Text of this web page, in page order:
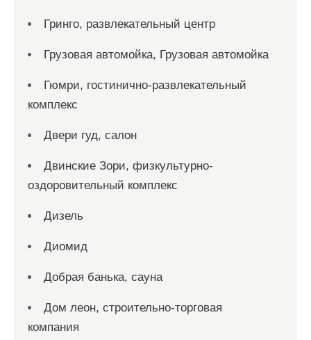
Гринго, развлекательный центр
Грузовая автомойка, Грузовая автомойка
Гюмри, гостинично-развлекательный
комплекс
Двери гуд, салон
Двинские Зори, физкультурно-
оздоровительный комплекс
Дизель
Диомид
Добрая банька, сауна
Дом леон, строительно-торговая
компания